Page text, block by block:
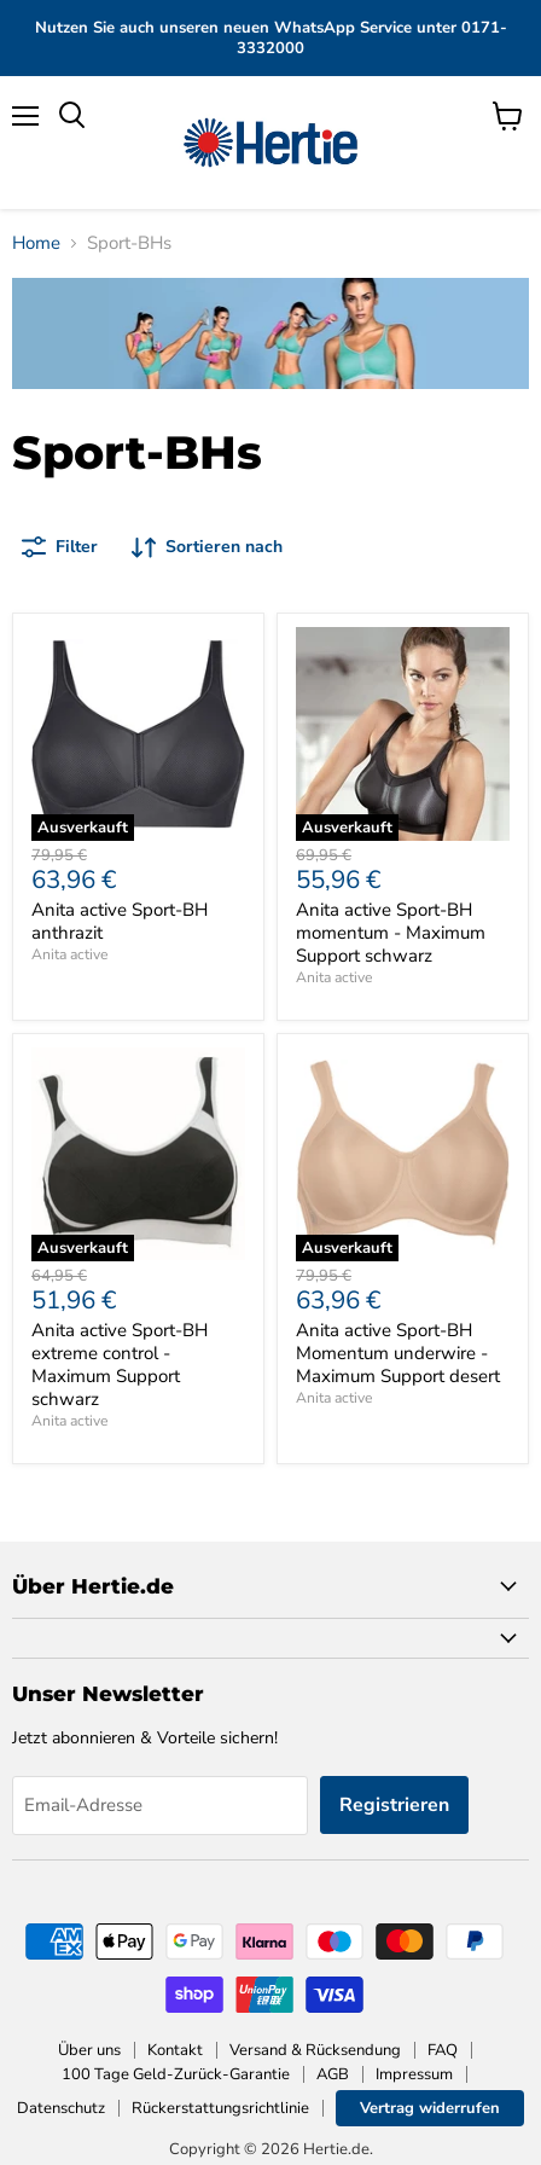
Nutzen Sie auch unseren neuen WhatsApp Service unter 0171-
3332000
Home Sport-BHs
Sport-BHs
Filter Sortieren nach
Ausverkauft
Ursprünglicher
Preis
79,95 €
Aktueller
Preis
63,96 €
Anita active Sport-BH
anthrazit
Anita active
Ausverkauft
Ursprünglicher
Preis
69,95 €
Aktueller
Preis
55,96 €
Anita active Sport-BH
momentum - Maximum
Support schwarz
Anita active
Ausverkauft
Ursprünglicher
Preis
64,95 €
Aktueller
Preis
51,96 €
Anita active Sport-BH
extreme control -
Maximum Support
schwarz
Anita active
Ausverkauft
Ursprünglicher
Preis
79,95 €
Aktueller
Preis
63,96 €
Anita active Sport-BH
Momentum underwire -
Maximum Support desert
Anita active
Über Hertie.de
Unser Newsletter
Jetzt abonnieren & Vorteile sichern!
Email-Adresse Registrieren
Über uns Kontakt Versand & Rücksendung
FAQ
100 Tage Geld-Zurück-Garantie
AGB
Impressum
Datenschutz
Rückerstattungsrichtlinie
Vertrag widerrufen
Copyright © 2026 Hertie.de.